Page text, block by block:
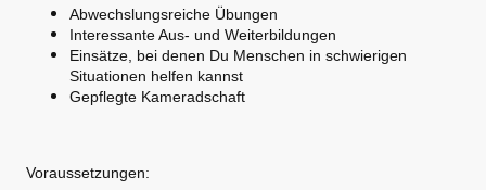
Abwechslungsreiche Übungen
Interessante Aus- und Weiterbildungen
Einsätze, bei denen Du Menschen in schwierigen
Situationen helfen kannst
Gepflegte Kameradschaft
Voraussetzungen: